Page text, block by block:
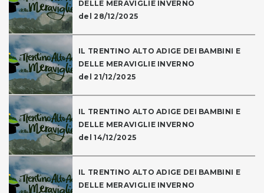
DELLE MERAVIGLIE INVERNO
del 28/12/2025
IL TRENTINO ALTO ADIGE DEI BAMBINI E
DELLE MERAVIGLIE INVERNO
del 21/12/2025
IL TRENTINO ALTO ADIGE DEI BAMBINI E
DELLE MERAVIGLIE INVERNO
del 14/12/2025
IL TRENTINO ALTO ADIGE DEI BAMBINI E
DELLE MERAVIGLIE INVERNO